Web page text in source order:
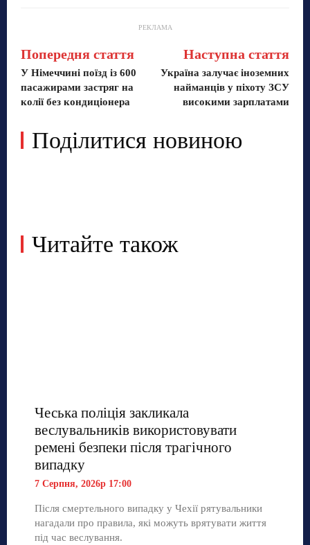
РЕКЛАМА
Попередня стаття
У Німеччині поїзд із 600
пасажирами застряг на
колії без кондиціонера
Наступна стаття
Україна залучає іноземних
найманців у піхоту ЗСУ
високими зарплатами
Поділитися новиною
Читайте також
Чеська поліція закликала
веслувальників використовувати
ремені безпеки після трагічного
випадку
7 Серпня, 2026р 17:00
Після смертельного випадку у Чехії рятувальники
нагадали про правила, які можуть врятувати життя
під час веслування.